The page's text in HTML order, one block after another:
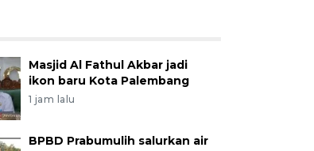
Masjid Al Fathul Akbar jadi
ikon baru Kota Palembang
1 jam lalu
BPBD Prabumulih salurkan air